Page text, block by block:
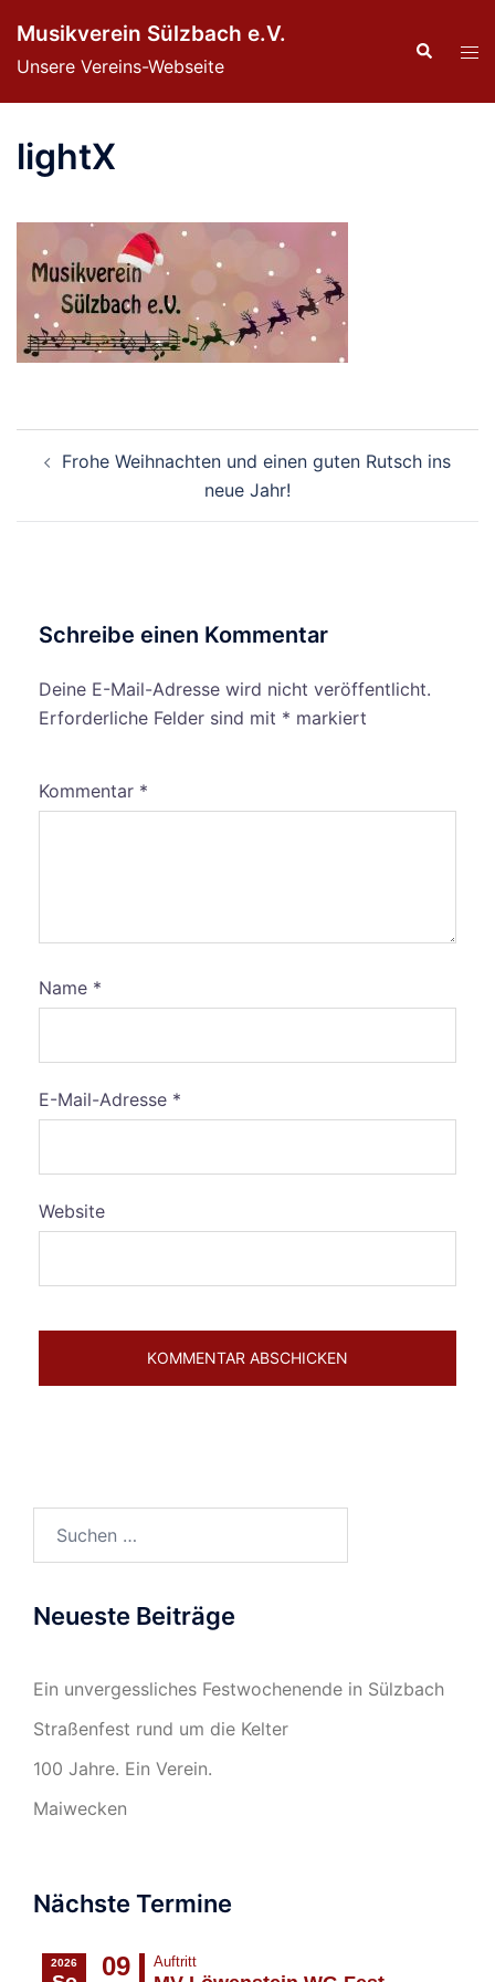
Inhalt
springen
Musikverein Sülzbach e.V.
Unsere Vereins-Webseite
Suche
lightX
Frohe Weihnachten und einen guten Rutsch ins
neue Jahr!
Schreibe einen Kommentar
Deine E-Mail-Adresse wird nicht veröffentlicht.
Erforderliche Felder sind mit * markiert
Kommentar *
Name *
E-Mail-Adresse *
Website
Neueste Beiträge
Ein unvergessliches Festwochenende in Sülzbach
Straßenfest rund um die Kelter
100 Jahre. Ein Verein.
Maiwecken
Nächste Termine